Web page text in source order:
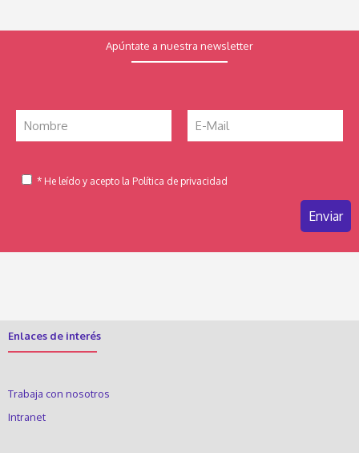
Apúntate a nuestra newsletter
* He leído y acepto la Política de privacidad
Enlaces de interés
Trabaja con nosotros
Intranet